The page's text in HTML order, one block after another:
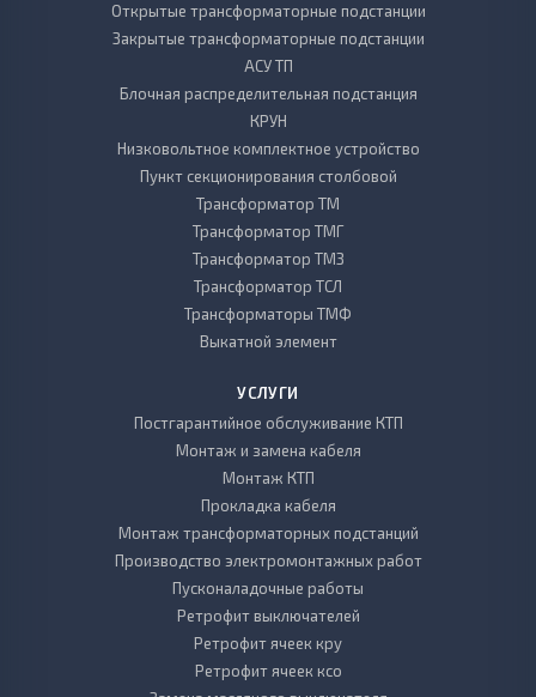
Открытые трансформаторные подстанции
Закрытые трансформаторные подстанции
АСУ ТП
Блочная распределительная подстанция
КРУН
Низковольтное комплектное устройство
Пункт секционирования столбовой
Трансформатор ТМ
Трансформатор ТМГ
Трансформатор ТМЗ
Трансформатор ТСЛ
Трансформаторы ТМФ
Выкатной элемент
УСЛУГИ
Постгарантийное обслуживание КТП
Монтаж и замена кабеля
Монтаж КТП
Прокладка кабеля
Монтаж трансформаторных подстанций
Производство электромонтажных работ
Пусконаладочные работы
Ретрофит выключателей
Ретрофит ячеек кру
Ретрофит ячеек ксо